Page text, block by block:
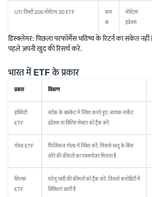
UTI निफ्टी 200 मोमेंटम 30 ETF
कार
क
मोमेंटम
इंडेक्स
डिस्क्लेमर: पिछला परफॉर्मेंस भविष्य के रिटर्न का संकेत
पहले अपनी खुद की रिसर्च करें.
भारत में ETF के प्रकार
प्रकार विवरण
इक्विटी
ETF
स्टॉक के बास्केट में निवेश करते हुए, व्यापक मार्केट
इंडेक्स या विशिष्ट सेक्टर को ट्रैक करें
गोल्ड ETF
फिज़िकल गोल्ड में निवेश करें, जिससे धातु के बिना
सोने की कीमतों का एक्सपोज़र मिलता है
सिल्वर
ETF
घरेलू चांदी की कीमतों को ट्रैक करें, जिससे कमोडिटी में
विविधता आती है